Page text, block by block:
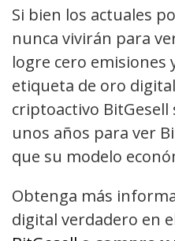
Si bien los actuales
nunca vivirán para
logre cero emisiones
etiqueta de oro
criptoactivo
unos años para ver
que su modelo
Obtenga más
digital verdadero en